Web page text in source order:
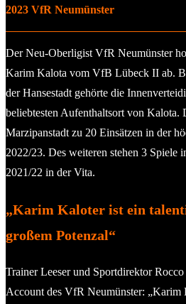
2023 VfR Neumünster
Der Neu-Oberligist VfR Neumünster
Karim Kalota vom VfB Lübeck II ab.
der Hansestadt gehörte die
beliebtesten Aufenthaltsort von Kalota.
Marzipanstadt zu 20 Einsätzen in der
2022/23. Des weiteren stehen 3 Spiele
2021/22 in der Vita.
„Karim Kaloter ist ein
großem Potenzal“
Trainer Leeser und Sportdirektor
Account des VfR Neumünster: „Karim